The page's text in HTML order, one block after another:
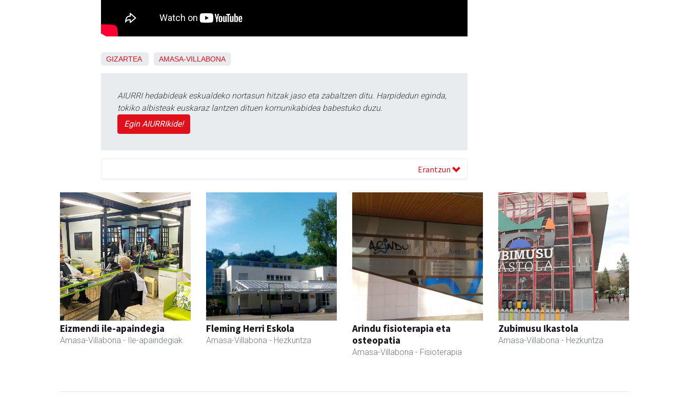
GIZARTEA AMASA-VILLABONA
AIURRI hedabideak eskualdeko nortasun hitzak jaso eta zabaltzen ditu. Harpidedun eginda,
tokiko albisteak euskaraz lantzen dituen komunikabidea babestuko duzu.
Egin AIURRIkide!
Erantzun
Eizmendi ile-apaindegia
Amasa-Villabona - Ile-apaindegiak
Fleming Herri Eskola
Amasa-Villabona - Hezkuntza
Arindu fisioterapia eta
osteopatia
Amasa-Villabona - Fisioterapia
Zubimusu Ikastola
Amasa-Villabona - Hezkuntza